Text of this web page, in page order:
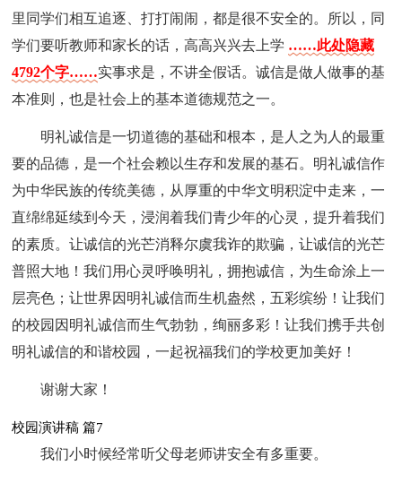
里同学们相互追逐、打打闹闹，都是很不安全的。所以，同
学们要听教师和家长的话，高高兴兴去上学 ……此处隐藏
4792个字……实事求是，不讲全假话。诚信是做人做事的基
本准则，也是社会上的基本道德规范之一。
明礼诚信是一切道德的基础和根本，是人之为人的最重
要的品德，是一个社会赖以生存和发展的基石。明礼诚信作
为中华民族的传统美德，从厚重的中华文明积淀中走来，一
直绵绵延续到今天，浸润着我们青少年的心灵，提升着我们
的素质。让诚信的光芒消释尔虞我诈的欺骗，让诚信的光芒
普照大地！我们用心灵呼唤明礼，拥抱诚信，为生命涂上一
层亮色；让世界因明礼诚信而生机盎然，五彩缤纷！让我们
的校园因明礼诚信而生气勃勃，绚丽多彩！让我们携手共创
明礼诚信的和谐校园，一起祝福我们的学校更加美好！
谢谢大家！
校园演讲稿 篇7
我们小时候经常听父母老师讲安全有多重要。